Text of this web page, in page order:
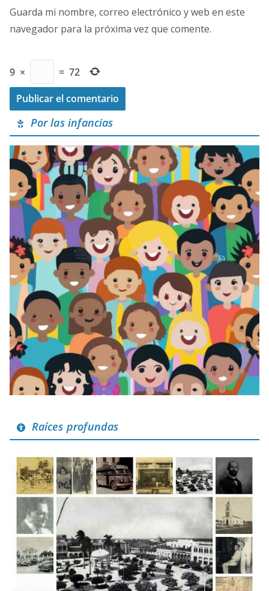
Guarda mi nombre, correo electrónico y web en este
navegador para la próxima vez que comente.
9 × = 72
Por las infancias
Raíces profundas